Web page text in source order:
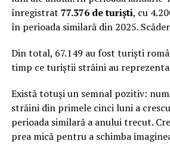
înregistrat 77.376 de turiști, cu
în perioada similară din 2025.
Din total, 67.149 au fost turiști
timp ce turiștii străini au
Există totuși un semnal pozitiv:
străini din primele cinci luni a
perioada similară a anului trecut.
prea mică pentru a schimba